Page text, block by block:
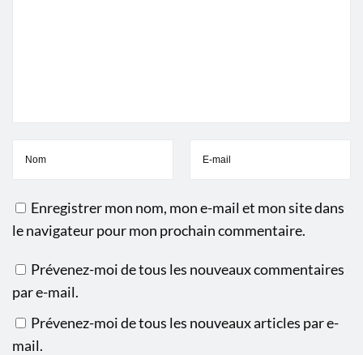
e
n
e
?
Enregistrer mon nom, mon e-mail et mon site dans
le navigateur pour mon prochain commentaire.
Prévenez-moi de tous les nouveaux commentaires
par e-mail.
Prévenez-moi de tous les nouveaux articles par e-
mail.